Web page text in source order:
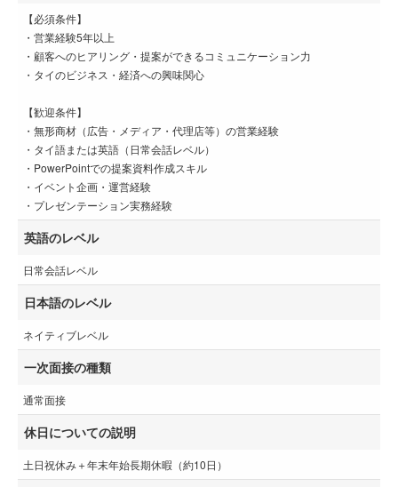
【必須条件】
・営業経験5年以上
・顧客へのヒアリング・提案ができるコミュニケーション力
・タイのビジネス・経済への興味関心
【歓迎条件】
・無形商材（広告・メディア・代理店等）の営業経験
・タイ語または英語（日常会話レベル）
・PowerPointでの提案資料作成スキル
・イベント企画・運営経験
・プレゼンテーション実務経験
英語のレベル
日常会話レベル
日本語のレベル
ネイティブレベル
一次面接の種類
通常面接
休日についての説明
土日祝休み＋年末年始長期休暇（約10日）